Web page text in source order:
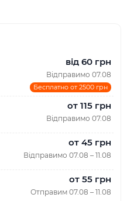
від 60 грн
Відправимо 07.08
Бесплатно от 2500 грн
от 115 грн
Відправимо 07.08
от 45 грн
Відправимо 07.08 – 11.08
от 55 грн
Отправим 07.08 – 11.08